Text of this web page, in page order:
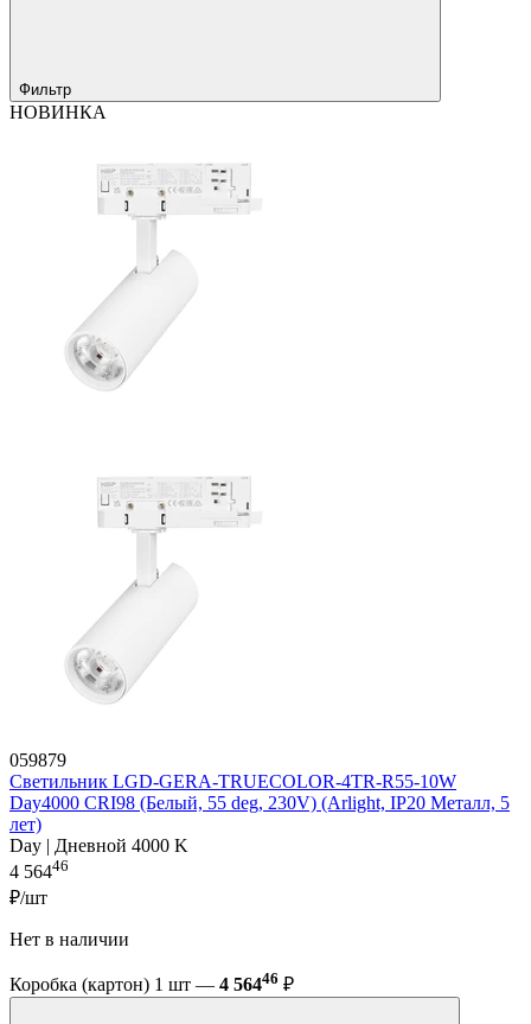
Фильтр
НОВИНКА
059879
Светильник LGD-GERA-TRUECOLOR-4TR-R55-10W
Day4000 CRI98 (Белый, 55 deg, 230V) (Arlight, IP20 Металл, 5
лет)
Day | Дневной 4000 K
4 56446
₽/шт
Нет в наличии
Коробка (картон) 1 шт — 4 56446 ₽